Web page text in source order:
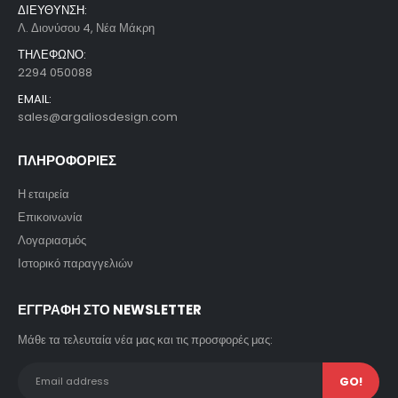
ΔΙΕΥΘΥΝΣΗ:
Λ. Διονύσου 4, Νέα Μάκρη
ΤΗΛΕΦΩΝΟ:
2294 050088
EMAIL:
sales@argaliosdesign.com
ΠΛΗΡΟΦΟΡΙΕΣ
Η εταιρεία
Επικοινωνία
Λογαριασμός
Ιστορικό παραγγελιών
ΕΓΓΡΑΦΗ ΣΤΟ NEWSLETTER
Μάθε τα τελευταία νέα μας και τις προσφορές μας: